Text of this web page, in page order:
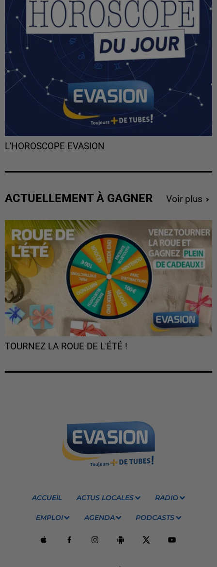
L'HOROSCOPE EVASION
ACTUELLEMENT À GAGNER Voir plus
TOURNEZ LA ROUE DE L'ÉTÉ !
ACCUEIL ACTUS LOCALES RADIO
EMPLOI AGENDA PODCASTS